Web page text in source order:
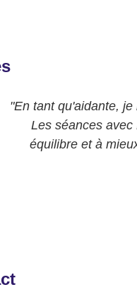
"En tant qu'aidante,
Les séances
équilibre et à